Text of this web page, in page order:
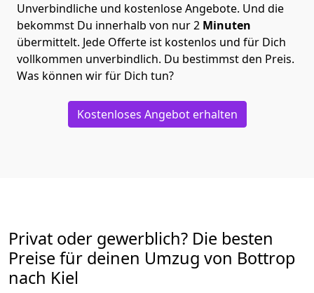
Unverbindliche und kostenlose Angebote. Und die
bekommst Du innerhalb von nur2 Minuten
übermittelt. Jede Offerte ist kostenlos und für Dich
vollkommen unverbindlich. Du bestimmst den Preis.
Was können wir für Dich tun?
Kostenloses Angebot erhalten
Privat oder gewerblich? Die besten
Preise für deinen Umzug von Bottrop
nach Kiel